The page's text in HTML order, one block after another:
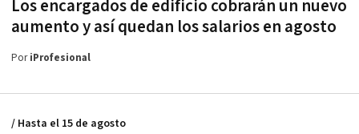
Los encargados de edificio cobrarán un nuevo
aumento y así quedan los salarios en agosto
PoriProfesional
/ Hasta el 15 de agosto